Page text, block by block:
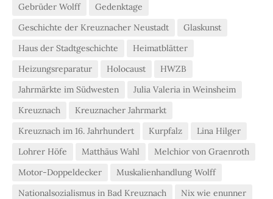
Gebrüder Wolff
Gedenktage
Geschichte der Kreuznacher Neustadt
Glaskunst
Haus der Stadtgeschichte
Heimatblätter
Heizungsreparatur
Holocaust
HWZB
Jahrmärkte im Südwesten
Julia Valeria in Weinsheim
Kreuznach
Kreuznacher Jahrmarkt
Kreuznach im 16. Jahrhundert
Kurpfalz
Lina Hilger
Lohrer Höfe
Matthäus Wahl
Melchior von Graenroth
Motor-Doppeldecker
Muskalienhandlung Wolff
Nationalsozialismus in Bad Kreuznach
Nix wie enunner